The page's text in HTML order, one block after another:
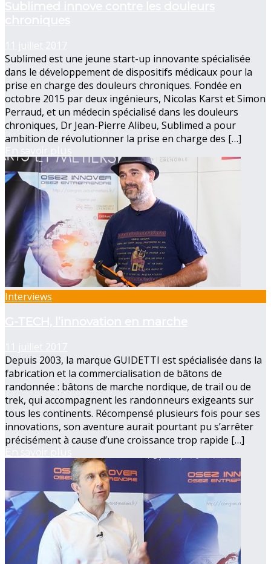
Sublimed est une jeune start-up innovante spécialisée
dans le développement de dispositifs médicaux pour la
prise en charge des douleurs chroniques. Fondée en
octobre 2015 par deux ingénieurs, Nicolas Karst et Simon
Perraud, et un médecin spécialisé dans les douleurs
chroniques, Dr Jean-Pierre Alibeu, Sublimed a pour
ambition de révolutionner la prise en charge des […]
Interviews
Depuis 2003, la marque GUIDETTI est spécialisée dans la
fabrication et la commercialisation de bâtons de
randonnée : bâtons de marche nordique, de trail ou de
trek, qui accompagnent les randonneurs exigeants sur
tous les continents. Récompensé plusieurs fois pour ses
innovations, son aventure aurait pourtant pu s’arrêter
précisément à cause d’une croissance trop rapide […]